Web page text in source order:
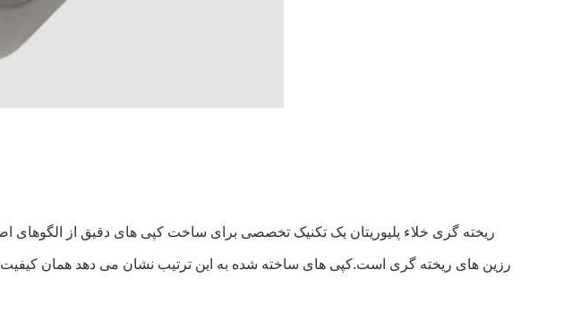
ریخته گری خلاء پلیوریتان یک تکنیک تخصصی برای ساخت کپی های دقیق از الگوهای
رزین های ریخته گری است.کپی های ساخته شده به این ترتیب نشان می دهد همان